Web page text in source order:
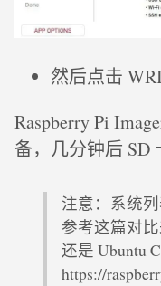
然后点击
Raspberry Pi
备，几分钟后 SD
注意：系统
参考这篇对
还是 Ubuntu
https://